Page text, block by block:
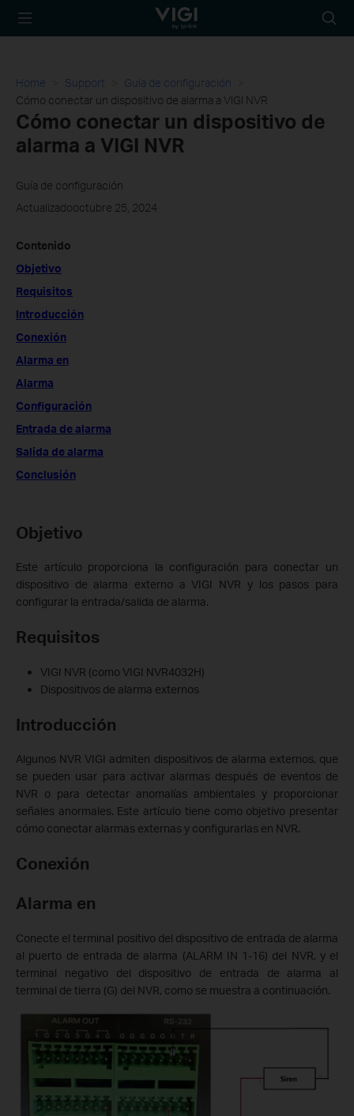
TP-Link, Reliably
Home Support
Guía de configuración
Cómo conectar un dispositivo de alarma a VIGI NVR
Cómo conectar un dispositivo de
alarma a VIGI NVR
Guía de configuración
Actualizadooctubre 25, 2024
Contenido
Objetivo
Requisitos
Introducción
Conexión
Alarma en
Alarma
Configuración
Entrada de alarma
Salida de alarma
Conclusión
Objetivo
Este artículo proporciona la configuración para conectar un
dispositivo de alarma externo a VIGI NVR y los pasos para
configurar la entrada/salida de alarma.
Requisitos
VIGI NVR (como VIGI NVR4032H)
Dispositivos de alarma externos
Introducción
Algunos NVR VIGI admiten dispositivos de alarma externos, que
se pueden usar para activar alarmas después de eventos de
NVR o para detectar anomalías ambientales y proporcionar
señales anormales. Este artículo tiene como objetivo presentar
cómo conectar alarmas externas y configurarlas en NVR.
Conexión
Alarma en
Conecte el terminal positivo del dispositivo de entrada de alarma
al puerto de entrada de alarma (ALARM IN 1-16) del NVR, y el
terminal negativo del dispositivo de entrada de alarma al
terminal de tierra (G) del NVR, como se muestra a continuación.